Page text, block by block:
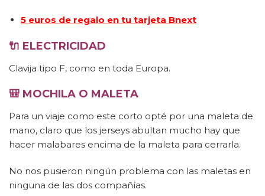
5 euros de regalo en tu tarjeta Bnext
🔌 ELECTRICIDAD
Clavija tipo F, como en toda Europa.
🎒 MOCHILA O MALETA
Para un viaje como este corto opté por una maleta de
mano, claro que los jerseys abultan mucho hay que
hacer malabares encima de la maleta para cerrarla.
No nos pusieron ningún problema con las maletas en
ninguna de las dos compañías.